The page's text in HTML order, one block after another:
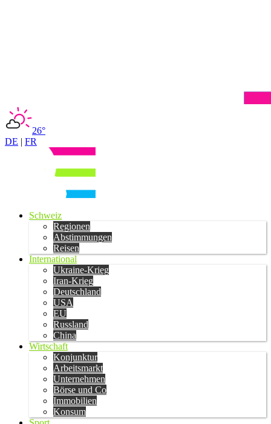
26°
DE | FR
Schweiz
Regionen
Abstimmungen
Reisen
International
Ukraine-Krieg
Iran-Krieg
Deutschland
USA
EU
Russland
China
Wirtschaft
Konjunktur
Arbeitsmarkt
Unternehmen
Börse und Co
Immobilien
Konsum